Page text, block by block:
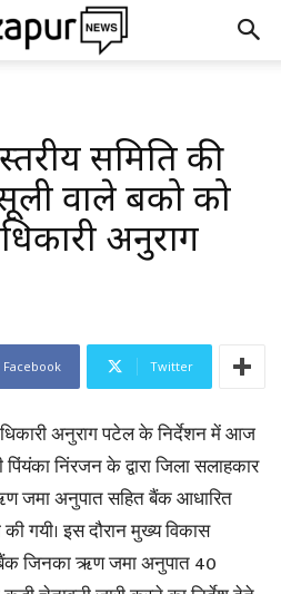
समिति की
वाले बैंको को
अनुराग
Facebook Twitter
अनुराग पटेल के निर्देशन में आज
निंरजन के द्वारा जिला सलाहकार
जमा अनुपात सहित बैंक आधारित
गयी। इस दौरान मुख्य विकास
बैंक जिनका ऋण जमा अनुपात 40